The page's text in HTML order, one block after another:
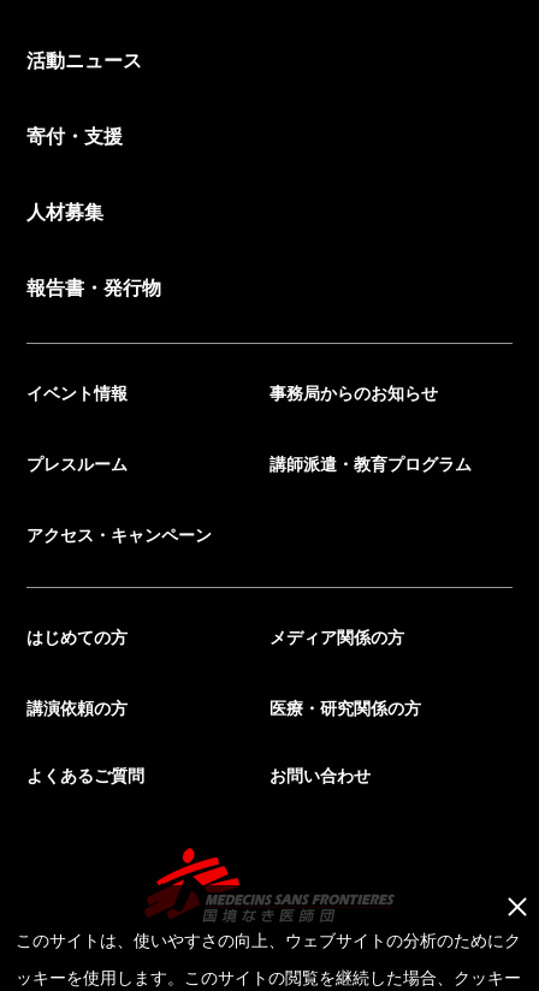
活動ニュース
寄付・支援
人材募集
報告書・発行物
イベント情報 事務局からのお知らせ
プレスルーム 講師派遣・教育プログラム
アクセス・キャンペーン
はじめての方 メディア関係の方
講演依頼の方 医療・研究関係の方
よくあるご質問 お問い合わせ
このサイトは、使いやすさの向上、ウェブサイトの分析のためにク
ッキーを使用します。このサイトの閲覧を継続した場合、クッキー